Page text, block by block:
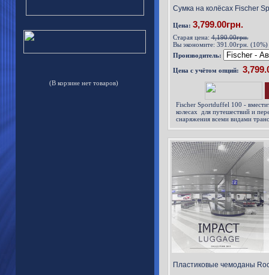
(В корзине нет товаров)
Сумка на колёсах Fischer
Цена: 3,799.00грн.
Старая цена:4,190.00грн.
Вы экономите: 391.00грн. (10%)
Производитель:
Цена с учётом опций:
Fischer Sportduffel 100 -
колесах для путешествий и
снаряжения всеми видами
Пластиковые чемоданы